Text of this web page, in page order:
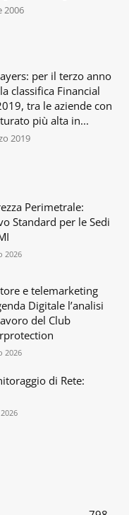
2006
per il terzo anno
classifica Financial
tra le aziende con
più alta in...
2019
Perimetrale:
Standard per le Sedi
2026
e telemarketing
Digitale l’analisi
del Club
2026
di Rete: